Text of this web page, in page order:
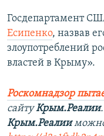
Госдепартамент
Есипенко, назвав
злоупотреблений
властей в Крыму».
Роскомнадзор
сайтуКрым.Реалии
Крым.Реалии